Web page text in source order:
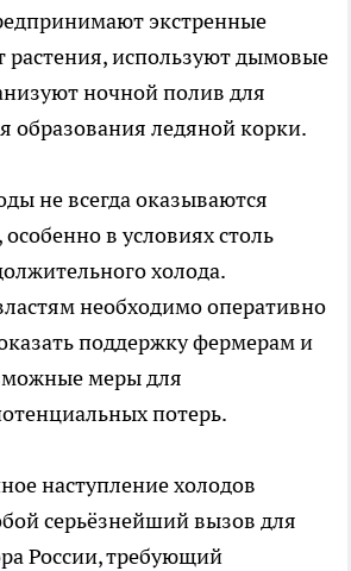
экстренные
используют дымовые
ночной полив для
образования ледяной корки.
не всегда оказываются
в условиях столь
холода.
необходимо оперативно
поддержку фермерам и
меры для
потерь.
наступление холодов
серьёзнейший вызов для
России, требующий